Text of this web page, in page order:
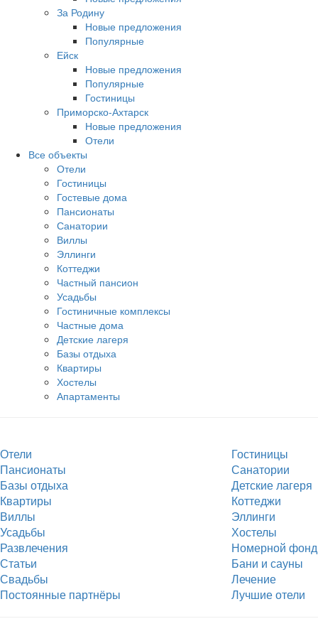
За Родину
Новые предложения
Популярные
Ейск
Новые предложения
Популярные
Гостиницы
Приморско-Ахтарск
Новые предложения
Отели
Все объекты
Отели
Гостиницы
Гостевые дома
Пансионаты
Санатории
Виллы
Эллинги
Коттеджи
Частный пансион
Усадьбы
Гостиничные комплексы
Частные дома
Детские лагеря
Базы отдыха
Квартиры
Хостелы
Апартаменты
Отели
Гостиницы
Пансионаты
Санатории
Базы отдыха
Детские лагеря
Квартиры
Коттеджи
Виллы
Эллинги
Усадьбы
Хостелы
Развлечения
Номерной фонд
Статьи
Бани и сауны
Свадьбы
Лечение
Постоянные партнёры
Лучшие отели